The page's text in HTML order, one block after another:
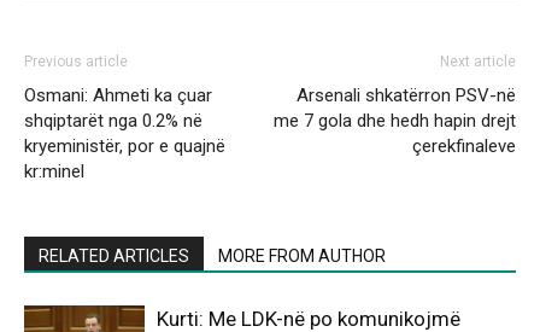
Previous article
Osmani: Ahmeti ka çuar
shqiptarët nga 0.2% në
kryeministër, por e quajnë
kr:minel
Next article
Arsenali shkatërron PSV-në
me 7 gola dhe hedh hapin drejt
çerekfinaleve
RELATED ARTICLES MORE FROM AUTHOR
Kurti: Me LDK-në po komunikojmë